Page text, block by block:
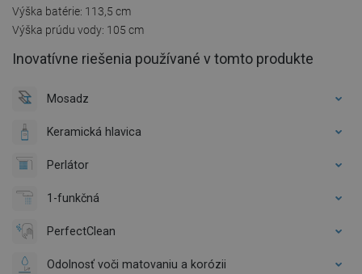
Výška batérie: 113,5 cm
Výška prúdu vody: 105 cm
Inovatívne riešenia používané v tomto produkte
Mosadz
Keramická hlavica
Perlátor
1-funkčná
PerfectClean
Odolnosť voči matovaniu a korózii